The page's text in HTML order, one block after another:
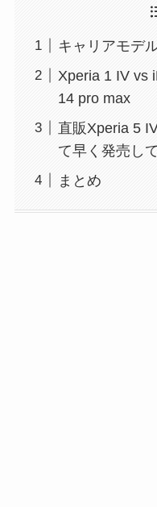
キャリアモデ
Xperia 1 IV vs
14 pro max
直販Xperia 5
て早く発売し
まとめ